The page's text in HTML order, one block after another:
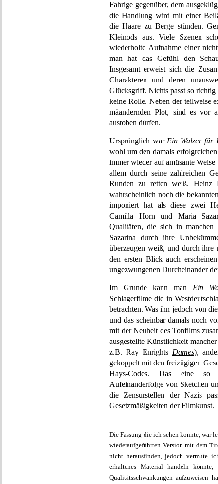
Fahrige gegenüber, dem
die Handlung wird mit einer
die Haare zu Berge stünden.
Kleinods aus. Viele Szenen
wiederholte Aufnahme einer
man hat das Gefühl den
Insgesamt erweist sich die
Charakteren und deren
Glücksgriff. Nichts passt so richtig
keine Rolle. Neben der teilweise
mäandernden Plot, sind es vor
austoben dürfen.
Ursprünglich war Ein Walzer für
wohl um den damals
immer wieder auf amüsante
allem durch seine zahlreichen
Runden zu retten weiß. Heinz
wahrscheinlich noch die
imponiert hat als diese zwei
Camilla Horn und Maria
Qualitäten, die sich in manchen
Sazarina durch ihre
überzeugen weiß, und durch ihre
den ersten Blick auch
ungezwungenen Durcheinander
Im Grunde kann man Ein
Schlagerfilme die in
betrachten. Was ihn jedoch von
und das scheinbar damals noch
mit der Neuheit des Tonfilms
ausgestellte Künstlichkeit
z.B. Ray Enrights Dames),
gekoppelt mit den freizügigen
Hays-Codes. Das eine so
Aufeinanderfolge von Sketchen
die Zensurstellen der Nazis
Gesetzmäßigkeiten der Filmkunst.
Die Fassung die ich sehen konnte, war
wiederaufgeführten Version mit dem
nicht herausfinden, jedoch vermute
erhaltenes Material handeln
Qualitätsschwankungen aufzuweisen